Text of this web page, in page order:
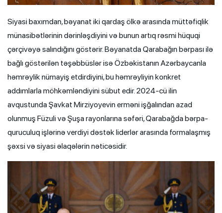
Siyasi baxımdan, bəyanat iki qardaş ölkə arasında müttəfiqlik
münasibətlərinin dərinləşdiyini və bunun artıq rəsmi hüquqi
çərçivəyə salındığını göstərir. Bəyanatda Qarabağın bərpası ilə
bağlı göstərilən təşəbbüslər isə Özbəkistanın Azərbaycanla
həmrəylik nümayiş etdirdiyini, bu həmrəyliyin konkret
addımlarla möhkəmləndiyini sübut edir. 2024-cü ilin
avqustunda Şavkat Mirziyoyevin erməni işğalından azad
olunmuş Füzuli və Şuşa rayonlarına səfəri, Qarabağda bərpa-
quruculuq işlərinə verdiyi dəstək liderlər arasında formalaşmış
şəxsi və siyasi əlaqələrin nəticəsidir.